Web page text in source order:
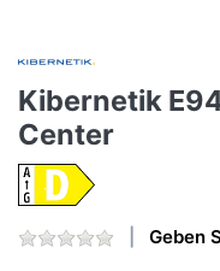
Kibernetik
Center
Geben